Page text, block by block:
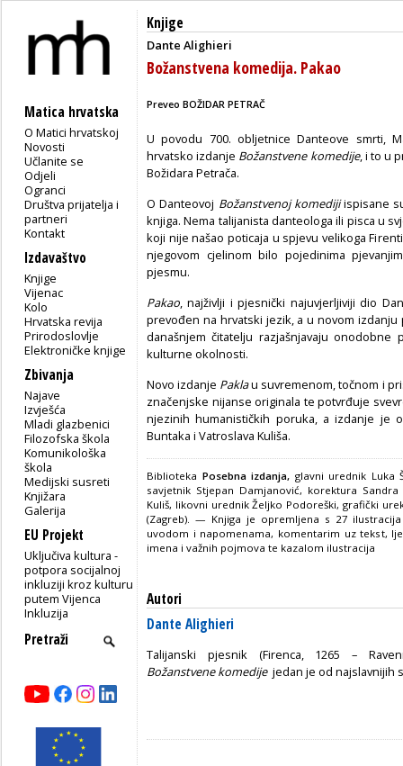
Matica hrvatska
O Matici hrvatskoj
Novosti
Učlanite se
Odjeli
Ogranci
Društva prijatelja i
partneri
Kontakt
Izdavaštvo
Knjige
Vijenac
Kolo
Hrvatska revija
Prirodoslovlje
Elektroničke knjige
Zbivanja
Najave
Izvješća
Mladi glazbenici
Filozofska škola
Komunikološka
škola
Medijski susreti
Knjižara
Galerija
EU Projekt
Uključiva kultura -
potpora socijalnoj
inkluziji kroz kulturu
putem Vijenca
Inkluzija
Knjige
Dante Alighieri
Božanstvena komedija. Pakao
Preveo BOŽIDAR PETRAČ
U povodu 700. obljetnice Danteove smrti,
hrvatsko izdanje Božanstvene komedije, i to u
Božidara Petrača.
O Danteovoj Božanstvenoj komedijiispisane
knjiga. Nema talijanista danteologa ili pisca u
koji nije našao poticaja u spjevu velikoga
njegovom cjelinom bilo pojedinima
pjesmu.
Pakao, najživlji i pjesnički najuvjerljiviji dio
prevođen na hrvatski jezik, a u novom
današnjem čitatelju razjašnjavaju
kulturne okolnosti.
Novo izdanje Paklau suvremenom, točnom i
značenjske nijanse originala te potvrđuje
njezinih humanističkih poruka, a izdanje je
Buntaka i Vatroslava Kuliša.
Biblioteka Posebna izdanja, glavni urednik Luka
savjetnik Stjepan Damjanović, korektura
Kuliš, likovni urednik Željko Podoreški, grafički
(Zagreb). — Knjiga je opremljena s 27
uvodom i napomenama, komentarim uz tekst,
imena i važnih pojmova te kazalom ilustracija
Autori
Dante Alighieri
Talijanski pjesnik (Firenca, 1265 –
Božanstvene komedije jedan je od najslavnijih